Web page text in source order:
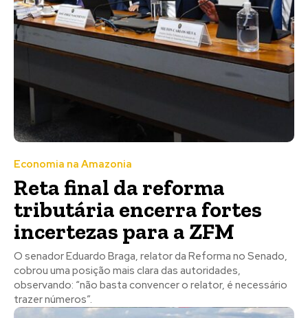
Economia na Amazonia
Reta final da reforma
tributária encerra fortes
incertezas para a ZFM
O senador Eduardo Braga, relator da Reforma no Senado,
cobrou uma posição mais clara das autoridades,
observando: “não basta convencer o relator, é necessário
trazer números”.